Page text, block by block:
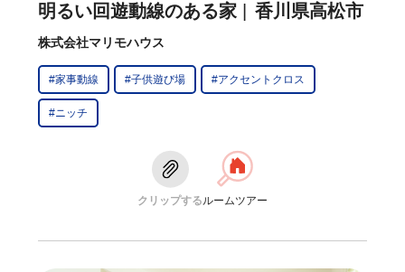
明るい回遊動線のある家 香川県高松市
株式会社マリモハウス
#家事動線 #子供遊び場 #アクセントクロス
#ニッチ
クリップするルームツアー